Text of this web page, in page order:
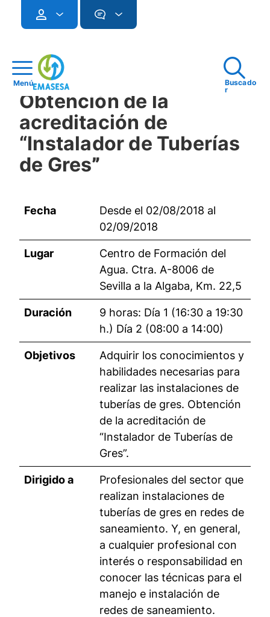
Menú
Buscado
r
Obtención de la
acreditación de
“Instalador de Tuberías
de Gres”
Fecha
Desde el 02/08/2018 al
02/09/2018
Lugar
Centro de Formación del
Agua. Ctra. A-8006 de
Sevilla a la Algaba, Km. 22,5
Duración
9 horas: Día 1 (16:30 a 19:30
h.) Día 2 (08:00 a 14:00)
Objetivos
Adquirir los conocimientos y
habilidades necesarias para
realizar las instalaciones de
tuberías de gres. Obtención
de la acreditación de
“Instalador de Tuberías de
Gres”.
Dirigido a
Profesionales del sector que
realizan instalaciones de
tuberías de gres en redes de
saneamiento. Y, en general,
a cualquier profesional con
interés o responsabilidad en
conocer las técnicas para el
manejo e instalación de
redes de saneamiento.